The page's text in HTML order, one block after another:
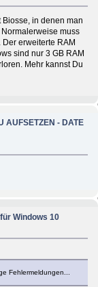
in denen man
muss
erweiterte RAM
sind nur 3 GB RAM
Mehr kannst Du
AUFSETZEN - DATE
Windows 10
Fehlermeldungen...